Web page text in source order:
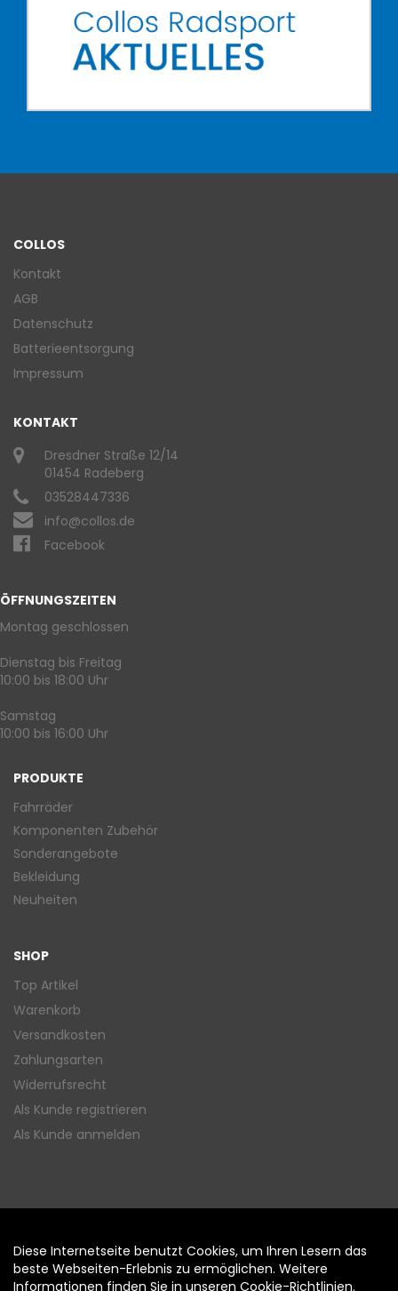
COLLOS
Kontakt
AGB
Datenschutz
Batterieentsorgung
Impressum
KONTAKT
Dresdner Straße 12/14
01454 Radeberg
03528447336
info@collos.de
Facebook
ÖFFNUNGSZEITEN
Montag geschlossen
Dienstag bis Freitag
10:00 bis 18:00 Uhr
Samstag
10:00 bis 16:00 Uhr
PRODUKTE
Fahrräder
Komponenten Zubehör
Sonderangebote
Bekleidung
Neuheiten
SHOP
Top Artikel
Warenkorb
Versandkosten
Zahlungsarten
Widerrufsrecht
Als Kunde registrieren
Als Kunde anmelden
Diese Internetseite benutzt Cookies, um Ihren Lesern das
beste Webseiten-Erlebnis zu ermöglichen. Weitere
Informationen finden Sie in unseren Cookie-Richtlinien.
Auftrag widerrufen